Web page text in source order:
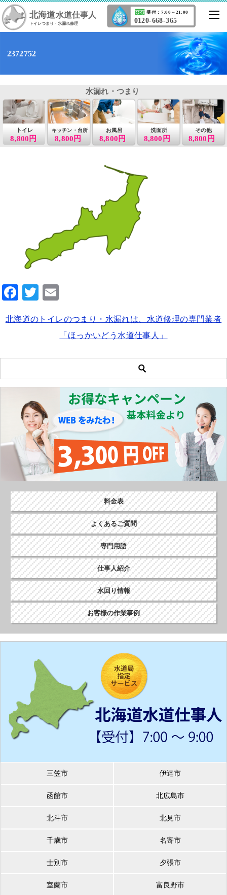
北海道水道仕事人
トイレつまり・水漏れ修理 0120-668-365
受付：7:00～21:00
2372752
8,800円
トイレ
8,800円
キッチン・台所 お風呂
8,800円
洗面所
8,800円
その他
8,800円
水漏れ・つまり
F
c
b
o
o
k
T
tt ai
l
北海道のトイレのつまり・水漏れは、水道修理の専門業者
「ほっかいどう水道仕事人」
料金表
よくあるご質問
専門用語
仕事人紹介
水回り情報
お客様の作業事例
三笠市 伊達市
函館市 北広島市
北斗市 北見市
千歳市 名寄市
士別市 夕張市
室蘭市 富良野市